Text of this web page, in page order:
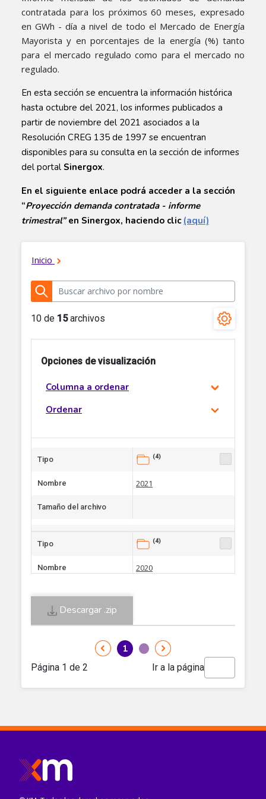
contratada para los próximos 60 meses, expresado
en GWh - día a nivel de todo el Mercado de Energía
Mayorista y en porcentajes de la energía (%) tanto
para el mercado regulado como para el mercado no
regulado.​​
En esta sección se encuentra la información histórica
hasta octubre del 2021, los informes publicados a
partir de noviembre del 2021 asociados a la
Resolución CREG 135 de 1997 se encuentran
disponibles para su consulta en la sección de informes
del portal Sinergox.
En el siguiente enlace podrá acceder a la sección
“Proyección demanda contratada - informe
trimestral”en Sinergox, haciendo clic (aquí)